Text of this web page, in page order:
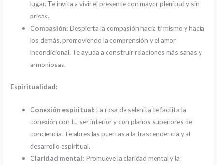
lugar. Te invita a vivir el presente con mayor plenitud y sin
prisas.
Compasión: Despierta la compasión hacia ti mismo y hacia
los demás, promoviendo la comprensión y el amor
incondicional. Te ayuda a construir relaciones más sanas y
armoniosas.
Espiritualidad:
Conexión espiritual: La rosa de selenita te facilita la
conexión con tu ser interior y con planos superiores de
conciencia. Te abres las puertas a la trascendencia y al
desarrollo espiritual.
Claridad mental: Promueve la claridad mental y la